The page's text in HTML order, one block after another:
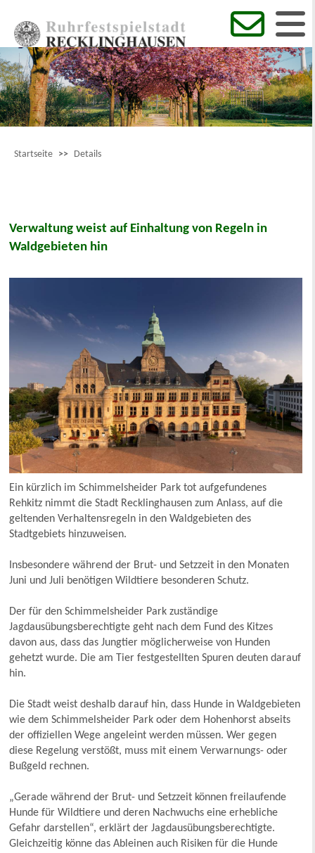
Startseite >> Details
Verwaltung weist auf Einhaltung von Regeln in
Waldgebieten hin
Ein kürzlich im Schimmelsheider Park tot aufgefundenes
Rehkitz nimmt die Stadt Recklinghausen zum Anlass, auf die
geltenden Verhaltensregeln in den Waldgebieten des
Stadtgebiets hinzuweisen.
Insbesondere während der Brut- und Setzzeit in den Monaten
Juni und Juli benötigen Wildtiere besonderen Schutz.
Der für den Schimmelsheider Park zuständige
Jagdausübungsberechtigte geht nach dem Fund des Kitzes
davon aus, dass das Jungtier möglicherweise von Hunden
gehetzt wurde. Die am Tier festgestellten Spuren deuten darauf
hin.
Die Stadt weist deshalb darauf hin, dass Hunde in Waldgebieten
wie dem Schimmelsheider Park oder dem Hohenhorst abseits
der offiziellen Wege angeleint werden müssen. Wer gegen
diese Regelung verstößt, muss mit einem Verwarnungs- oder
Bußgeld rechnen.
„Gerade während der Brut- und Setzzeit können freilaufende
Hunde für Wildtiere und deren Nachwuchs eine erhebliche
Gefahr darstellen“, erklärt der Jagdausübungsberechtigte.
Gleichzeitig könne das Ableinen auch Risiken für die Hunde